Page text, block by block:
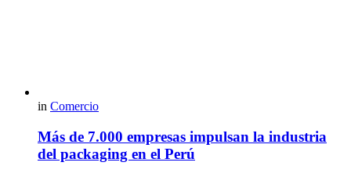
in Comercio
Más de 7.000 empresas impulsan la industria
del packaging en el Perú